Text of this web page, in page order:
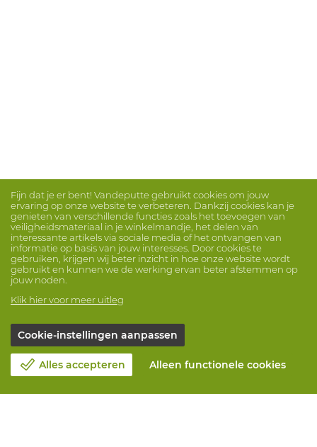
Fijn dat je er bent! Vandeputte gebruikt cookies om jouw
ervaring op onze website te verbeteren. Dankzij cookies kan je
genieten van verschillende functies zoals het toevoegen van
veiligheidsmateriaal in je winkelmandje, het delen van
interessante artikels via sociale media of het ontvangen van
informatie op basis van jouw interesses. Door cookies te
gebruiken, krijgen wij beter inzicht in hoe onze website wordt
gebruikt en kunnen we de werking ervan beter afstemmen op
jouw noden.
Klik hier voor meer uitleg
Cookie-instellingen aanpassen
Alles accepteren Alleen functionele cookies